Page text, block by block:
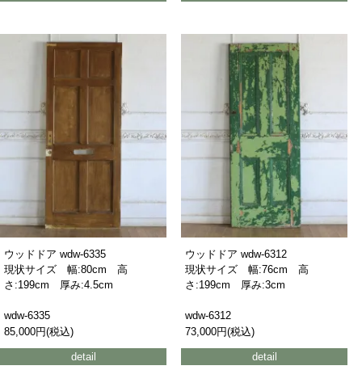
ウッドドア wdw-6335
現状サイズ 幅:80cm 高
さ:199cm 厚み:4.5cm
wdw-6335
85,000円(税込)
detail
ウッドドア wdw-6312
現状サイズ 幅:76cm 高
さ:199cm 厚み:3cm
wdw-6312
73,000円(税込)
detail